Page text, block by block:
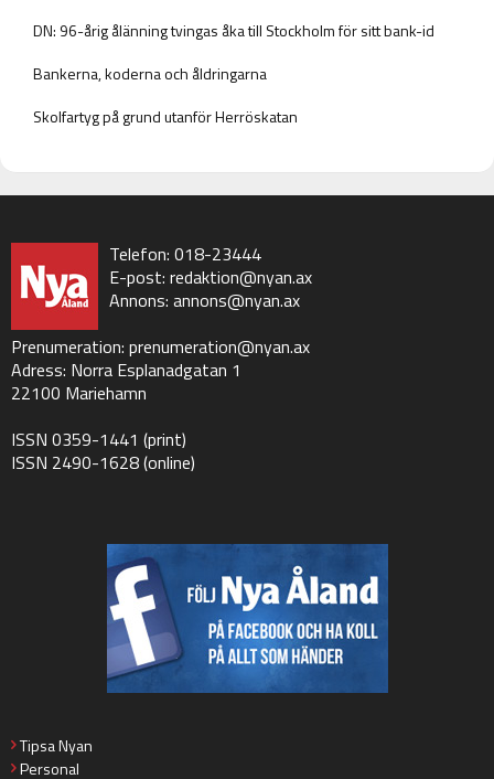
DN: 96-årig ålänning tvingas åka till Stockholm för sitt bank-id
Bankerna, koderna och åldringarna
Skolfartyg på grund utanför Herröskatan
Telefon: 018-23444
E-post: redaktion@nyan.ax
Annons: annons@nyan.ax
Prenumeration: prenumeration@nyan.ax
Adress: Norra Esplanadgatan 1
22100 Mariehamn
ISSN 0359-1441 (print)
ISSN 2490-1628 (online)
Tipsa Nyan
Personal